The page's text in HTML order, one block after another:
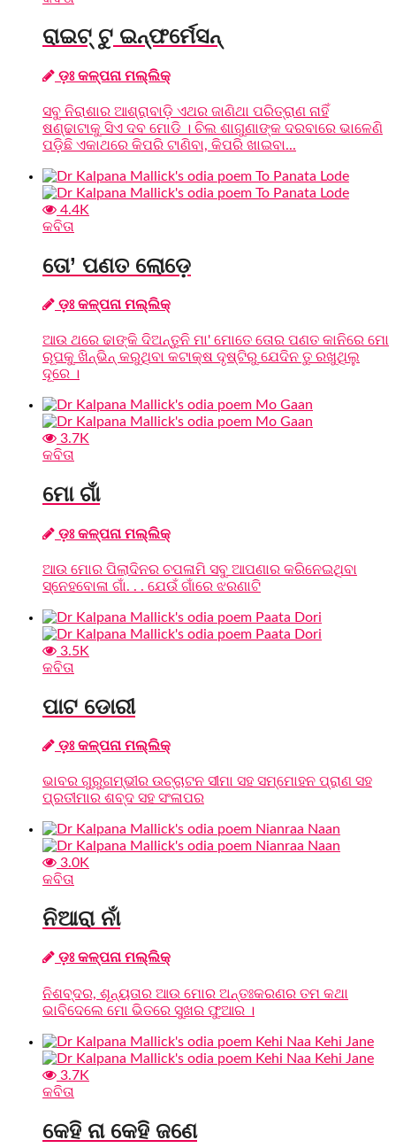
ରାଇଟ୍‌ ଟୁ ଇନ୍‌ଫର୍ମେସନ୍‌
ଡ଼ଃ କଳ୍ପନା ମଲ୍ଲିକ୍‌
ସବୁ ନିରାଶାର ଆଶ୍ରାବାଡ଼ି ଏଥର ଜାଣିଥା ପରିତ୍ରାଣ ନାହିଁ
ଷଣ୍ଢାଟାକୁ ସିଏ ଦବ ମୋଡି । ଚିଲ ଶାଗୁଣାଙ୍କ ଦରବାରେ ଭାଳେଣି
ପଡ଼ିଛି ଏକାଥରେ କିପରି ଟାଣିବା, କିପରି ଖାଇବା...
4.4K
କବିତା
ତୋ’ ପଣତ ଲୋଡ଼େ
ଡ଼ଃ କଳ୍ପନା ମଲ୍ଲିକ୍‌
ଆଉ ଥରେ ଢାଙ୍କି ଦିଅନ୍ତୁନି ମା' ମୋତେ ତୋର ପଣତ କାନିରେ ମୋ
ରୂପକୁ ଖିନ୍‌ଭିନ୍ କରୁଥିବା କଟାକ୍ଷ ଦୃଷ୍ଟିରୁ ଯେଦିନ ତୁ ରଖୁଥିଲୁ
ଦୂରେ ।
3.7K
କବିତା
ମୋ ଗାଁ
ଡ଼ଃ କଳ୍ପନା ମଲ୍ଲିକ୍‌
ଆଉ ମୋର ପିଲାଦିନର ଚପଳାମି ସବୁ ଆପଣାର କରିନେଇଥିବା
ସ୍ନେହବୋଳା ଗାଁ. . . ଯେଉଁ ଗାଁରେ ଝରଣାଟି
3.5K
କବିତା
ପାଟ ଡୋରୀ
ଡ଼ଃ କଳ୍ପନା ମଲ୍ଲିକ୍‌
ଭାବର ଗୁରୁଗମ୍ଭୀର ଉଚ୍ଚାଟନ ସୀମା ସହ ସମ୍ମୋହନ ପ୍ରାଣ ସହ
ପ୍ରତୀମାର ଶବ୍ଦ ସହ ସଂଳାପର
3.0K
କବିତା
ନିଆରା ନାଁ
ଡ଼ଃ କଳ୍ପନା ମଲ୍ଲିକ୍‌
ନିଶବ୍ଦର, ଶୂନ୍ୟତାର ଆଉ ମୋର ଅନ୍ତଃକରଣର ତମ କଥା
ଭାବିଦେଲେ ମୋ ଭିତରେ ସୁଖର ଫୁଆର ।
3.7K
କବିତା
କେହି ନା କେହି ଜଣେ